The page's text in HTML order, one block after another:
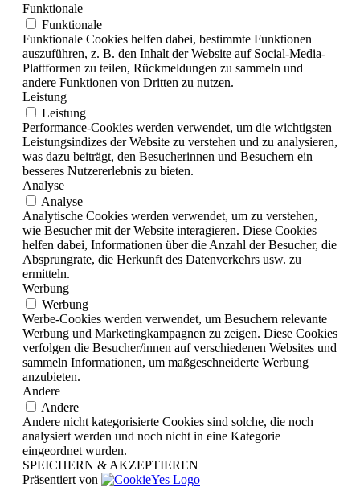
Funktionale
Funktionale
Funktionale Cookies helfen dabei, bestimmte Funktionen
auszuführen, z. B. den Inhalt der Website auf Social-Media-
Plattformen zu teilen, Rückmeldungen zu sammeln und
andere Funktionen von Dritten zu nutzen.
Leistung
Leistung
Performance-Cookies werden verwendet, um die wichtigsten
Leistungsindizes der Website zu verstehen und zu analysieren,
was dazu beiträgt, den Besucherinnen und Besuchern ein
besseres Nutzererlebnis zu bieten.
Analyse
Analyse
Analytische Cookies werden verwendet, um zu verstehen,
wie Besucher mit der Website interagieren. Diese Cookies
helfen dabei, Informationen über die Anzahl der Besucher, die
Absprungrate, die Herkunft des Datenverkehrs usw. zu
ermitteln.
Werbung
Werbung
Werbe-Cookies werden verwendet, um Besuchern relevante
Werbung und Marketingkampagnen zu zeigen. Diese Cookies
verfolgen die Besucher/innen auf verschiedenen Websites und
sammeln Informationen, um maßgeschneiderte Werbung
anzubieten.
Andere
Andere
Andere nicht kategorisierte Cookies sind solche, die noch
analysiert werden und noch nicht in eine Kategorie
eingeordnet wurden.
SPEICHERN & AKZEPTIEREN
Präsentiert von